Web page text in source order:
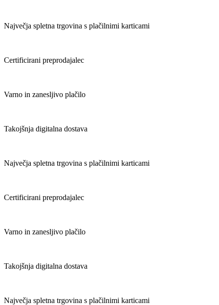
Največja spletna trgovina s plačilnimi karticami
Certificirani preprodajalec
Varno in zanesljivo plačilo
Takojšnja digitalna dostava
Največja spletna trgovina s plačilnimi karticami
Certificirani preprodajalec
Varno in zanesljivo plačilo
Takojšnja digitalna dostava
Največja spletna trgovina s plačilnimi karticami